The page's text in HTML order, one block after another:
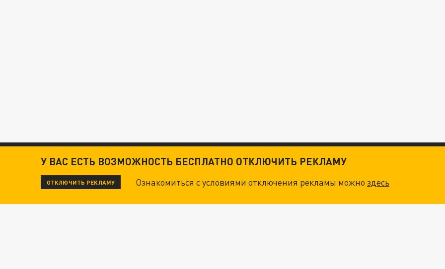
У ВАС ЕСТЬ ВОЗМОЖНОСТЬ БЕСПЛАТНО ОТКЛЮЧИТЬ РЕКЛАМУ
ОТКЛЮЧИТЬ РЕКЛАМУ Ознакомиться с условиями отключения рекламы можноздесь